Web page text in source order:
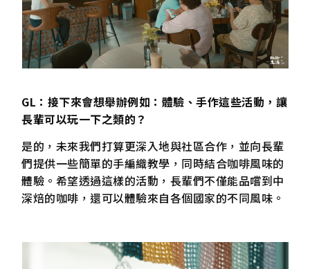
GL：接下來會想舉辦例如：體驗、手作這些活動，讓
長輩可以玩一下之類的？
是的，未來我們打算更深入地與社區合作，並向長輩
們提供一些簡單的手編織教學，同時結合咖啡風味的
體驗。希望透過這樣的活動，長輩們不僅能品嚐到中
深焙的咖啡，還可以體驗來自各個國家的不同風味。